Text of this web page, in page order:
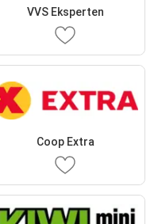
VVS Eksperten
Coop Extra